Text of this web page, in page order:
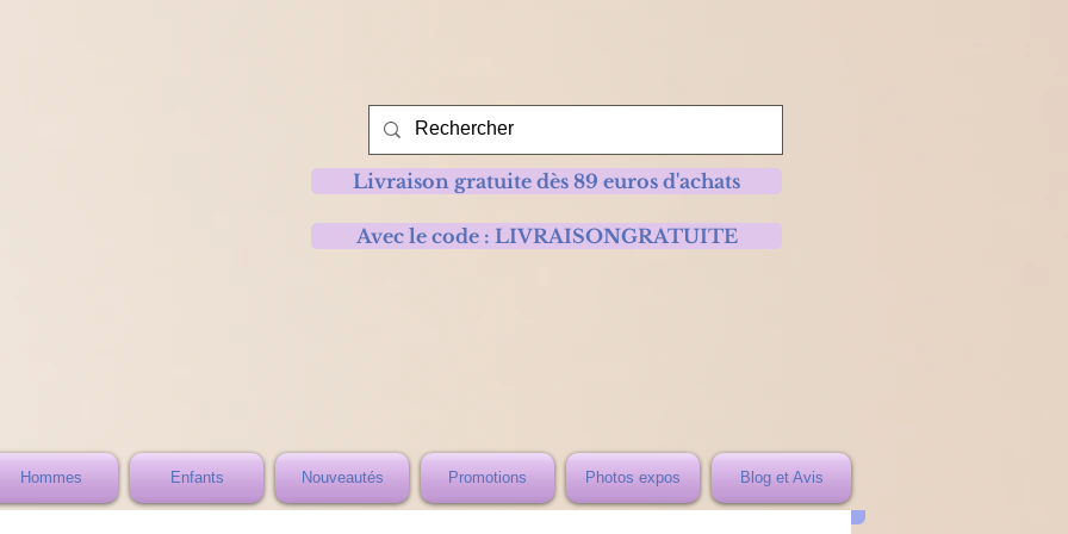
Livraison gratuite dès 89 euros d'achats
Avec le code : LIVRAISONGRATUITE
Hommes Enfants Nouveautés Promotions Photos expos Blog et Avis